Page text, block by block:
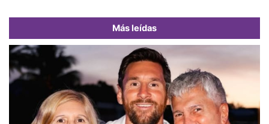
Más leídas